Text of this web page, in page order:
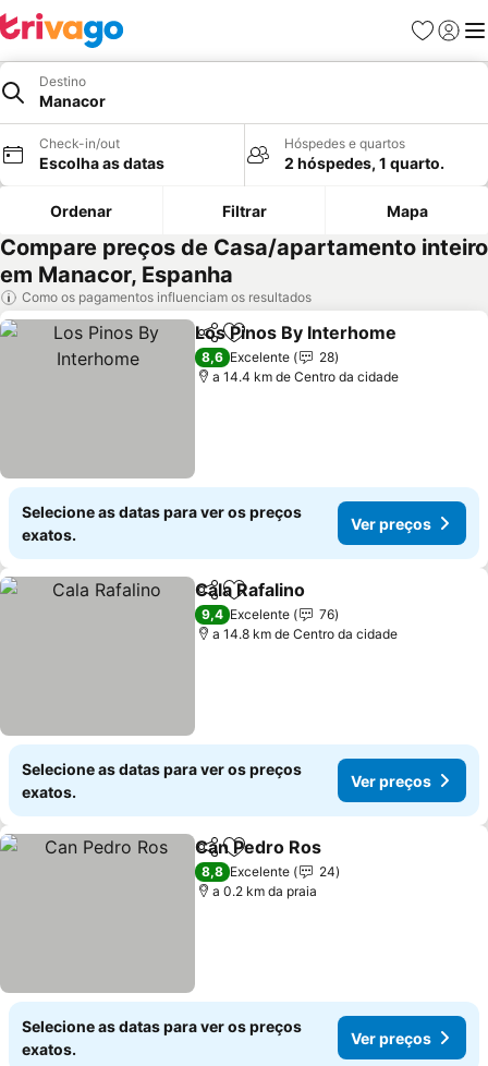
Favoritos
Iniciar
Destino
Manacor
Check-in/out
Escolha as datas
Hóspedes e quartos
2 hóspedes, 1 quarto.
Ordenar Filtrar Mapa
Compare preços de Casa/apartamento inteiro
em Manacor, Espanha
Como os pagamentos influenciam os resultados
PartilharAdicionar aos favoritos
Los Pinos By Interhome
8,6 Excelente
28
a 14.4 km de Centro da cidade
Selecione as datas para ver os preços
exatos.
Ver preços
PartilharAdicionar aos favoritos
Cala Rafalino
9,4 Excelente
76
a 14.8 km de Centro da cidade
Selecione as datas para ver os preços
exatos.
Ver preços
PartilharAdicionar aos favoritos
Can Pedro Ros
8,8 Excelente
24
a 0.2 km da praia
Selecione as datas para ver os preços
exatos.
Ver preços